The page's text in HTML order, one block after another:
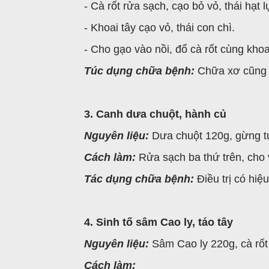
- Cà rốt rửa sạch, cạo bỏ vỏ, thái hạt
- Khoai tây cạo vỏ, thái con chì.
- Cho gạo vào nồi, đổ cà rốt cùng
Túc dụng chữa bệnh: Chữa xơ
3. Canh dưa chuột, hành củ
Nguyên liệu: Dưa chuột 120g, gừng
Cách làm: Rửa sạch ba thứ trên,
Tác dụng chữa bệnh: Điều trị có
4. Sinh tố sâm Cao ly, táo tây
Nguyên liệu: Sâm Cao ly 220g, cà
Cách làm: